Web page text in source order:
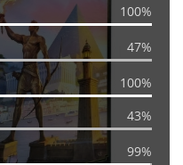
100%
47%
100%
43%
99%